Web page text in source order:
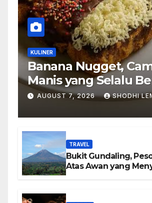
KULINER
Banana Nugget,
Manis yang Selalu
Menghadirkan
AUGUST 7, 2026 SHODHI
TRAVEL
Bukit Gundaling,
Atas Awan yang